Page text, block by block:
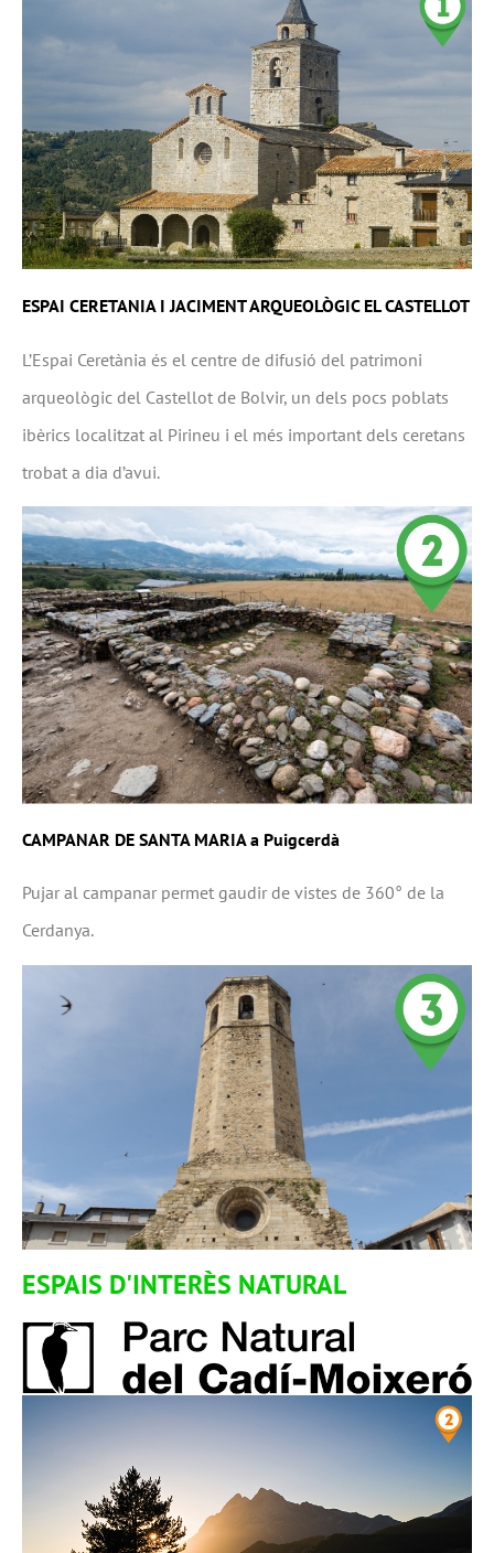
ESPAI CERETANIA I JACIMENT ARQUEOLÒGIC EL CASTELLOT
L’Espai Ceretània és el centre de difusió del patrimoni
arqueològic del Castellot de Bolvir, un dels pocs poblats
ibèrics localitzat al Pirineu i el més important dels ceretans
trobat a dia d’avui.
CAMPANAR DE SANTA MARIA a Puigcerdà
Pujar al campanar permet gaudir de vistes de 360° de la
Cerdanya.
ESPAIS D'INTERÈS NATURAL